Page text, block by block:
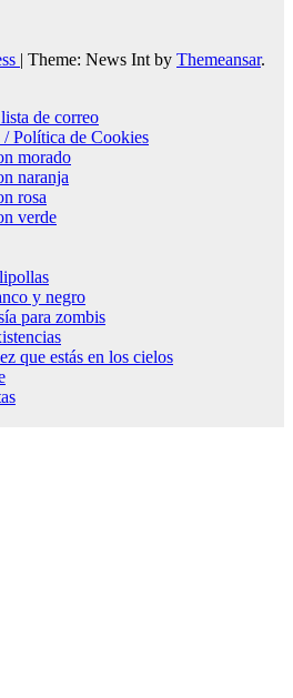
| Theme: News Int by Themeansar.
de correo
Política de Cookies
morado
naranja
rosa
verde
y negro
para zombis
que estás en los cielos